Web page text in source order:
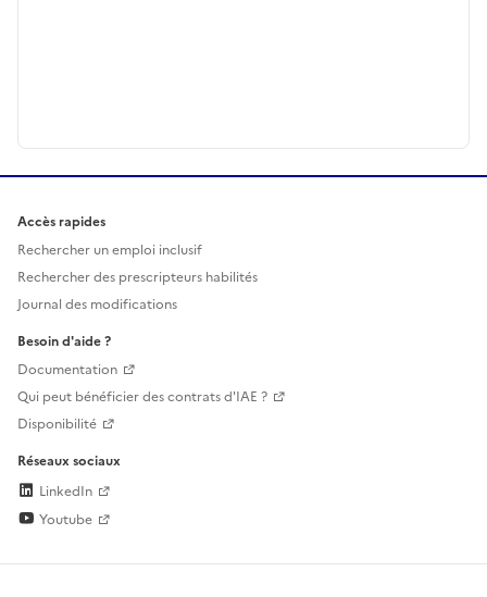
Accès rapides
Rechercher un emploi inclusif
Rechercher des prescripteurs habilités
Journal des modifications
Besoin d'aide ?
Documentation
Qui peut bénéficier des contrats d'IAE ?
Disponibilité
Réseaux sociaux
LinkedIn
Youtube